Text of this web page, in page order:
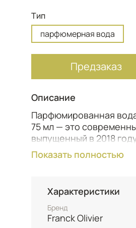
Тип
парфюмерная вода
Предзаказ
Описание
Парфюмированная
75 мл — это
выпущенный в 2018
уверенных в себе
женственность и
радостного характера
Верхние ноты
Показать полностью
Характеристики
Бренд
Franck Olivier